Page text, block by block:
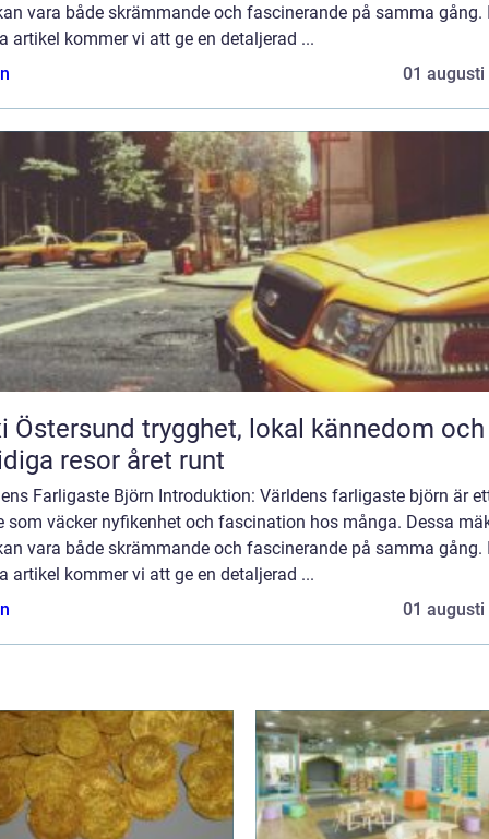
vara både skrämmande och fascinerande på samma gång.
artikel kommer vi att ge en detaljerad ...
01 augusti
trygghet, lokal kännedom och
resor året runt
Farligaste Björn Introduktion: Världens farligaste björn är
som väcker nyfikenhet och fascination hos många. Dessa
vara både skrämmande och fascinerande på samma gång.
artikel kommer vi att ge en detaljerad ...
01 augusti